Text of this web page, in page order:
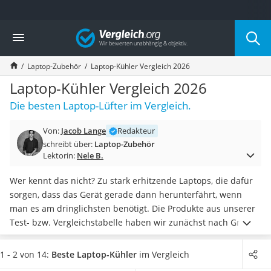
Die beliebtesten Vergleiche nach Kategorie
Elektronik
Powerstation
Monitor 32 Zoll 4K
Fernseher
Drucker
Desktop-PC
Diascanner
Laser-Multifunktionsdrucker
Powerstation mit Solarpanel
Gaming-PC
Soundbar
17-Zoll-Laptop
Satellitenschüssel
Gaming-Headset
Vergleich
Laptop-Zubehör Laptop-Kühler Vergleich 2026
Laptop-Kühler Vergleich 2026
Die besten Laptop-Lüfter im Vergleich.
Von: Jacob Lange
Redakteur
schreibt über: Laptop-Zubehör
Lektorin: Nele B.
Wer kennt das nicht? Zu stark erhitzende Laptops, die dafür
sorgen, dass das Gerät gerade dann herunterfährt, wenn
man es am dringlichsten benötigt. Die Produkte aus unserer
Test- bzw. Vergleichstabelle haben wir zunächst nach Größen
sortiert:Nicht alle Laptop-Coolpads sind bspw. für 17-Zoll-
Laptops geeignet. Falls Sie ein besonders
1 - 2 von 14: Beste Laptop-Kühler im Vergleich